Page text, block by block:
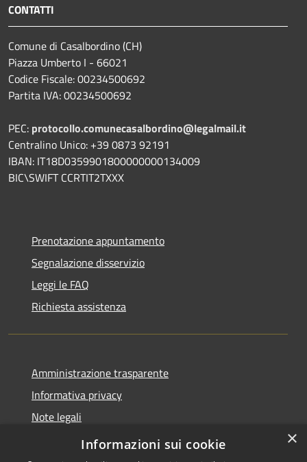
CONTATTI
Comune di Casalbordino (CH)
Piazza Umberto I - 66021
Codice Fiscale: 00234500692
Partita IVA: 00234500692
PEC: protocollo.comunecasalbordino@legalmail.it
Centralino Unico: +39 0873 92191
IBAN: IT18D0359901800000000134009
BIC\SWIFT CCRTIT2TXXX
Prenotazione appuntamento
Segnalazione disservizio
Leggi le FAQ
Richiesta assistenza
Amministrazione trasparente
Informativa privacy
Note legali
Dichiarazione di accessibilità
×
Informazioni sui cookie